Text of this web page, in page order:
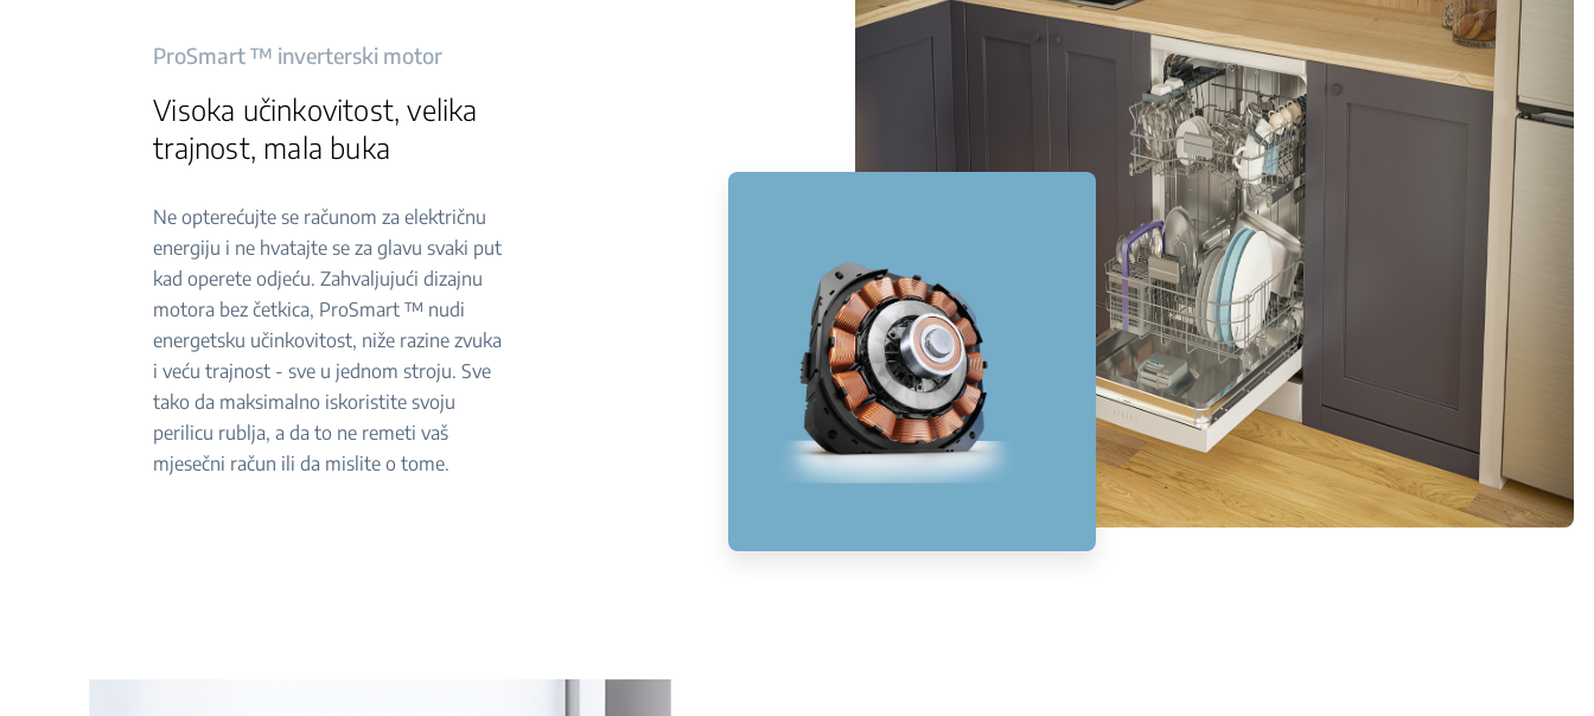
ProSmart ™ inverterski motor
Visoka učinkovitost, velika
trajnost, mala buka
Ne opterećujte se računom za električnu
energiju i ne hvatajte se za glavu svaki put
kad operete odjeću. Zahvaljujući dizajnu
motora bez četkica, ProSmart ™ nudi
energetsku učinkovitost, niže razine zvuka
i veću trajnost - sve u jednom stroju. Sve
tako da maksimalno iskoristite svoju
perilicu rublja, a da to ne remeti vaš
mjesečni račun ili da mislite o tome.